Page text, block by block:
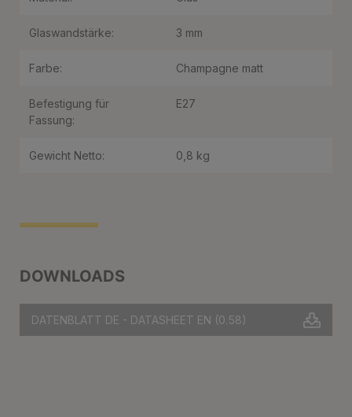
DOWNLOADS
DATENBLATT DE - DATASHEET EN (0.58)
Glaswandstärke: 3 mm
Farbe: Champagne matt
Befestigung für
Fassung:
E27
Gewicht Netto: 0,8 kg